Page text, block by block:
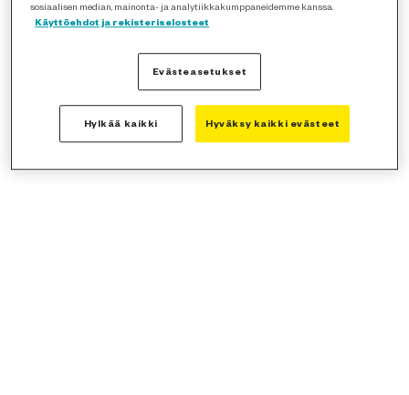
sosiaalisen median, mainonta- ja analytiikkakumppaneidemme kanssa.
Käyttöehdot ja rekisteriselosteet
Evästeasetukset
Hylkää kaikki Hyväksy kaikki evästeet